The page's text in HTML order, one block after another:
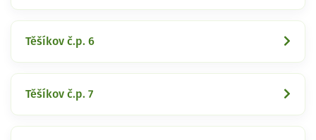
Těšíkov č.p. 6
Těšíkov č.p. 7